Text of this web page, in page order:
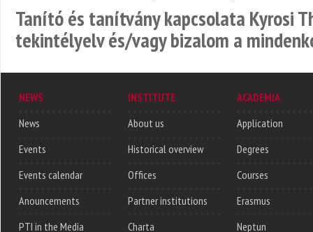
Tanító és tanítvány kapcsolata Kyrosi
tekintélyelv és/vagy bizalom a
NEWS
News
Events
Events calendar
Anouncements
PTI in the Media
INSTITUTE
About us
Historical overview
Offices
Partner institutions
Charta
ACADEMIA
Application
Degrees
Courses
Erasmus
Neptun